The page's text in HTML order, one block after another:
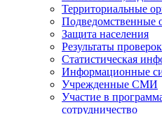
Территориальные
Подведомственные
Защита населения
Результаты проверок
Статистическая
Информационные
Учрежденные СМИ
Участие в
сотрудничество